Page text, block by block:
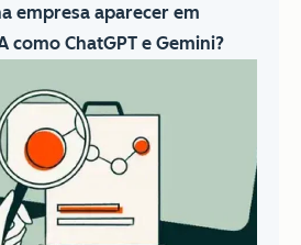
empresa aparecer em
como ChatGPT e Gemini?